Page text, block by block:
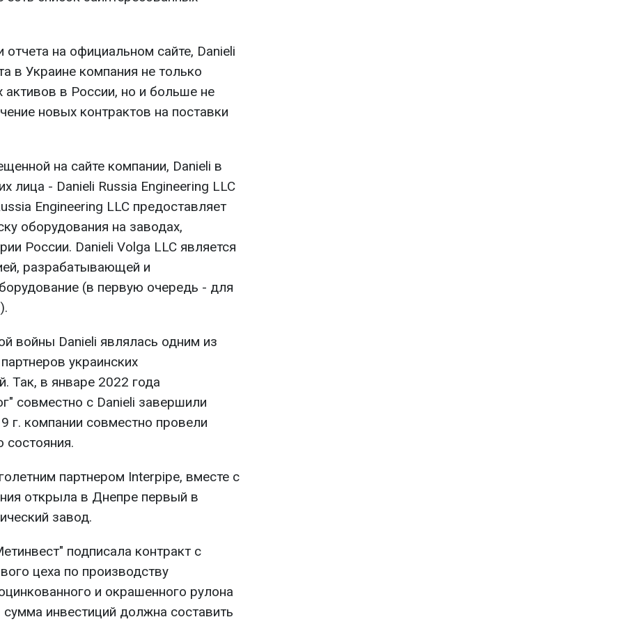
на официальном сайте, Danieli
в Украине компания не только
в России, но и больше не
новых контрактов на поставки
на сайте компании, Danieli в
лица - Danieli Russia Engineering LLC
Engineering LLC предоставляет
оборудования на заводах,
России. Danieli Volga LLC является
разрабатывающей и
(в первую очередь - для
войны Danieli являлась одним из
украинских
Так, в январе 2022 года
совместно с Danieli завершили
г. компании совместно провели
состояния.
партнером Interpipe, вместе с
открыла в Днепре первый в
завод.
подписала контракт с
цеха по производству
и окрашенного рулона
инвестиций должна составить